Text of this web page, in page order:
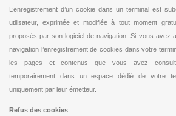
L’enregistrement d’un cookie dans un terminal est
utilisateur, exprimée et modifiée à tout moment
proposés par son logiciel de navigation. Si vous avez
navigation l’enregistrement de cookies dans votre
les pages et contenus que vous avez
temporairement dans un espace dédié de votre
uniquement par leur émetteur.
Refus des cookies